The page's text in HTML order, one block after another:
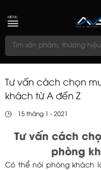
MENU
Tư vấn cách chọn
khách từ A đến Z
15 tháng 1 - 2021
Tư vấn cách
phòng
Có thể nói phòng khách